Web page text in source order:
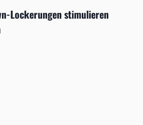
Lockerungen stimulieren